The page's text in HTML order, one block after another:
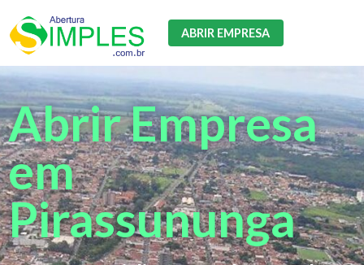
ABRIR EMPRESA
Abrir Empresa
em
Pirassununga